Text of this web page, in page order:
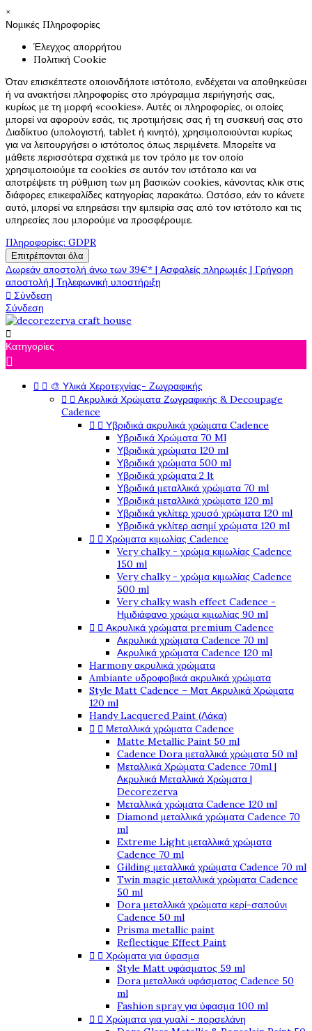
×
Νομικές Πληροφορίες
Έλεγχος απορρήτου
Πολιτική Cookie
Όταν επισκέπτεστε οποιονδήποτε ιστότοπο, ενδέχεται να αποθηκεύσει
ή να ανακτήσει πληροφορίες στο πρόγραμμα περιήγησής σας,
κυρίως με τη μορφή «cookies». Αυτές οι πληροφορίες, οι οποίες
μπορεί να αφορούν εσάς, τις προτιμήσεις σας ή τη συσκευή σας στο
Διαδίκτυο (υπολογιστή, tablet ή κινητό), χρησιμοποιούνται κυρίως
για να λειτουργήσει ο ιστότοπος όπως περιμένετε. Μπορείτε να
μάθετε περισσότερα σχετικά με τον τρόπο με τον οποίο
χρησιμοποιούμε τα cookies σε αυτόν τον ιστότοπο και να
αποτρέψετε τη ρύθμιση των μη βασικών cookies, κάνοντας κλικ στις
διάφορες επικεφαλίδες κατηγορίας παρακάτω. Ωστόσο, εάν το κάνετε
αυτό, μπορεί να επηρεάσει την εμπειρία σας από τον ιστότοπο και τις
υπηρεσίες που μπορούμε να προσφέρουμε.
Πληροφορίες: GDPR
Επιτρέπονται όλα
Δωρεάν αποστολή άνω των 39€* | Ασφαλείς πληρωμές | Γρήγορη
αποστολή | Τηλεφωνική υποστήριξη
 Σύνδεση
Σύνδεση

Κατηγορίες

  🎨 Υλικά Χεροτεχνίας- Ζωγραφικής
  Ακρυλικά Χρώματα Ζωγραφικής & Decoupage
Cadence
  Υβριδικά ακρυλικά χρώματα Cadence
Υβριδικά Χρώματα 70 Ml
Υβριδικά χρώματα 120 ml
Υβριδικά χρώματα 500 ml
Υβριδικά χρώματα 2 lt
Υβριδικά μεταλλικά χρώματα 70 ml
Υβριδικά μεταλλικά χρώματα 120 ml
Υβριδικά γκλίτερ χρυσό χρώματα 120 ml
Υβριδικά γκλίτερ ασημί χρώματα 120 ml
  Χρώματα κιμωλίας Cadence
Very chalky - χρώμα κιμωλίας Cadence
150 ml
Very chalky - χρώμα κιμωλίας Cadence
500 ml
Very chalky wash effect Cadence -
Ημιδιάφανο χρώμα κιμωλίας 90 ml
  Ακρυλικά χρώματα premium Cadence
Ακρυλικά χρώματα Cadence 70 ml
Ακρυλικά χρώματα Cadence 120 ml
Harmony ακρυλικά χρώματα
Ambiante υδροφοβικά ακρυλικά χρώματα
Style Matt Cadence – Ματ Ακρυλικά Χρώματα
120 ml
Handy Lacquered Paint (Λάκα)
  Μεταλλικά χρώματα Cadence
Matte Metallic Paint 50 ml
Cadence Dora μεταλλικά χρώματα 50 ml
Μεταλλικά Χρώματα Cadence 70ml |
Ακρυλικά Μεταλλικά Χρώματα |
Decorezerva
Μεταλλικά χρώματα Cadence 120 ml
Diamond μεταλλικά χρώματα Cadence 70
ml
Extreme Light μεταλλικά χρώματα
Cadence 70 ml
Gilding μεταλλικά χρώματα Cadence 70 ml
Twin magic μεταλλικά χρώματα Cadence
50 ml
Dora μεταλλικά χρώματα κερί-σαπούνι
Cadence 50 ml
Prisma metallic paint
Reflectique Effect Paint
  Χρώματα για ύφασμα
Style Matt υφάσματος 59 ml
Dora μεταλλικά υφάσματος Cadence 50
ml
Fashion spray για ύφασμα 100 ml
  Χρώματα για γυαλί - πορσελάνη